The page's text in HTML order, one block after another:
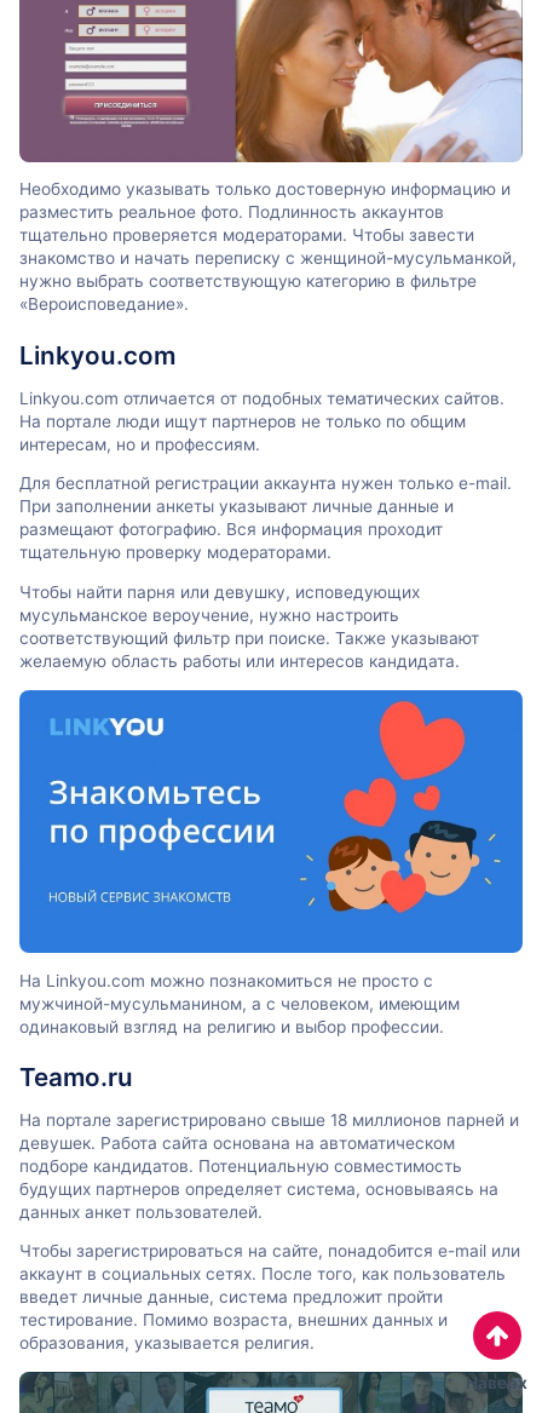
Необходимо указывать только достоверную информацию и
разместить реальное фото. Подлинность аккаунтов
тщательно проверяется модераторами. Чтобы завести
знакомство и начать переписку с женщиной-мусульманкой,
нужно выбрать соответствующую категорию в фильтре
«Вероисповедание».
Linkyou.com
Linkyou.com отличается от подобных тематических сайтов.
На портале люди ищут партнеров не только по общим
интересам, но и профессиям.
Для бесплатной регистрации аккаунта нужен только e-mail.
При заполнении анкеты указывают личные данные и
размещают фотографию. Вся информация проходит
тщательную проверку модераторами.
Чтобы найти парня или девушку, исповедующих
мусульманское вероучение, нужно настроить
соответствующий фильтр при поиске. Также указывают
желаемую область работы или интересов кандидата.
На Linkyou.com можно познакомиться не просто с
мужчиной-мусульманином, а с человеком, имеющим
одинаковый взгляд на религию и выбор профессии.
Teamo.ru
На портале зарегистрировано свыше 18 миллионов парней и
девушек. Работа сайта основана на автоматическом
подборе кандидатов. Потенциальную совместимость
будущих партнеров определяет система, основываясь на
данных анкет пользователей.
Чтобы зарегистрироваться на сайте, понадобится e-mail или
аккаунт в социальных сетях. После того, как пользователь
введет личные данные, система предложит пройти
тестирование. Помимо возраста, внешних данных и
образования, указывается религия.
Наверх